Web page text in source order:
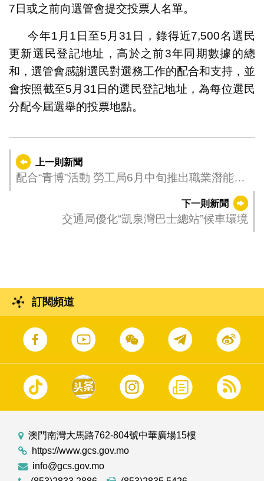
7日或之前向選管會提交投票人名單。
今年1月1日至5月31日，錄得近7,500名選民
更新選民登記地址，高於之前3年同期數據的總
和，選管會感謝選民對選務工作的配合和支持，並
會按照截至5月31日的選民登記地址，為每位選民
分配今屆選舉的投票地點。
上一則新聞
配合“青博”活動 勞工局6月中旬推出職業潛能測
下一則新聞
交通局優化“凱泉灣巴士總站”候車環境
訂閱頻道
澳門南灣大馬路762-804號中華廣場15樓
https://www.gcs.gov.mo
info@gcs.gov.mo